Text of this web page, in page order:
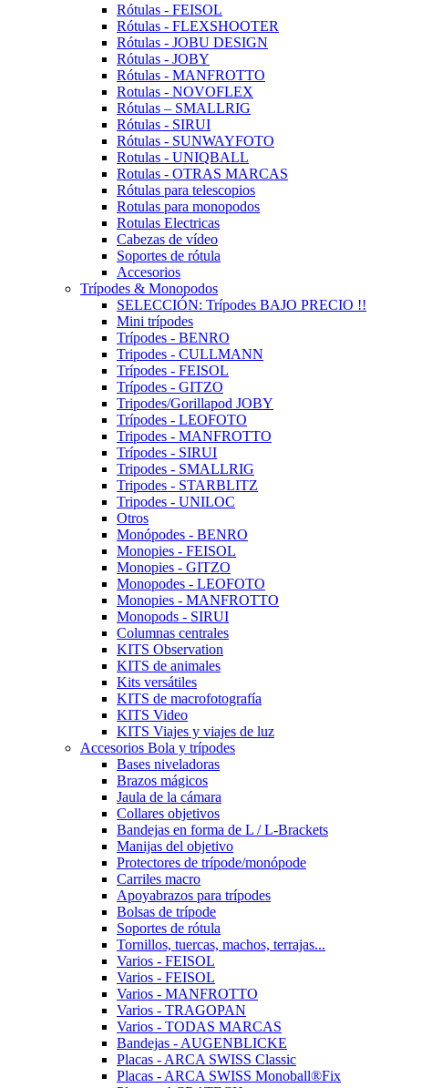
Rótulas - FEISOL
Rótulas - FLEXSHOOTER
Rótulas - JOBU DESIGN
Rótulas - JOBY
Rótulas - MANFROTTO
Rotulas - NOVOFLEX
Rótulas – SMALLRIG
Rótulas - SIRUI
Rótulas - SUNWAYFOTO
Rotulas - UNIQBALL
Rotulas - OTRAS MARCAS
Rótulas para telescopios
Rotulas para monopodos
Rotulas Electricas
Cabezas de vídeo
Soportes de rótula
Accesorios
Trípodes & Monopodos
SELECCIÓN: Trípodes BAJO PRECIO !!
Mini trípodes
Trípodes - BENRO
Tripodes - CULLMANN
Trípodes - FEISOL
Trípodes - GITZO
Tripodes/Gorillapod JOBY
Trípodes - LEOFOTO
Tripodes - MANFROTTO
Trípodes - SIRUI
Tripodes - SMALLRIG
Tripodes - STARBLITZ
Tripodes - UNILOC
Otros
Monópodes - BENRO
Monopies - FEISOL
Monopies - GITZO
Monopodes - LEOFOTO
Monopies - MANFROTTO
Monopods - SIRUI
Columnas centrales
KITS Observation
KITS de animales
Kits versátiles
KITS de macrofotografía
KITS Video
KITS Viajes y viajes de luz
Accesorios Bola y trípodes
Bases niveladoras
Brazos mágicos
Jaula de la cámara
Collares objetivos
Bandejas en forma de L / L-Brackets
Manijas del objetivo
Protectores de trípode/monópode
Carriles macro
Apoyabrazos para trípodes
Bolsas de trípode
Soportes de rótula
Tornillos, tuercas, machos, terrajas...
Varios - FEISOL
Varios - FEISOL
Varios - MANFROTTO
Varios - TRAGOPAN
Varios - TODAS MARCAS
Bandejas - AUGENBLICKE
Placas - ARCA SWISS Classic
Placas - ARCA SWISS Monoball®Fix